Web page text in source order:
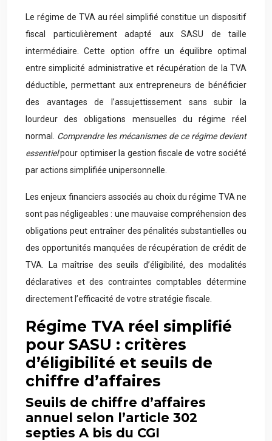
Le régime de TVA au réel simplifié constitue un dispositif
fiscal particulièrement adapté aux SASU de taille
intermédiaire. Cette option offre un équilibre optimal
entre simplicité administrative et récupération de la TVA
déductible, permettant aux entrepreneurs de bénéficier
des avantages de l’assujettissement sans subir la
lourdeur des obligations mensuelles du régime réel
normal. Comprendre les mécanismes de ce régime devient
essentielpour optimiser la gestion fiscale de votre société
par actions simplifiée unipersonnelle.
Les enjeux financiers associés au choix du régime TVA ne
sont pas négligeables : une mauvaise compréhension des
obligations peut entraîner des pénalités substantielles ou
des opportunités manquées de récupération de crédit de
TVA. La maîtrise des seuils d’éligibilité, des modalités
déclaratives et des contraintes comptables détermine
directement l’efficacité de votre stratégie fiscale.
Régime TVA réel simplifié
pour SASU : critères
d’éligibilité et seuils de
chiffre d’affaires
Seuils de chiffre d’affaires
annuel selon l’article 302
septies A bis du CGI